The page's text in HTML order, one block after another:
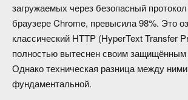
загружаемых через безопасный
браузере Chrome, превысила 98%. Это
классический HTTP (HyperText Transfer
полностью вытеснен своим защищённым
Однако техническая разница между ними
фундаментальной.